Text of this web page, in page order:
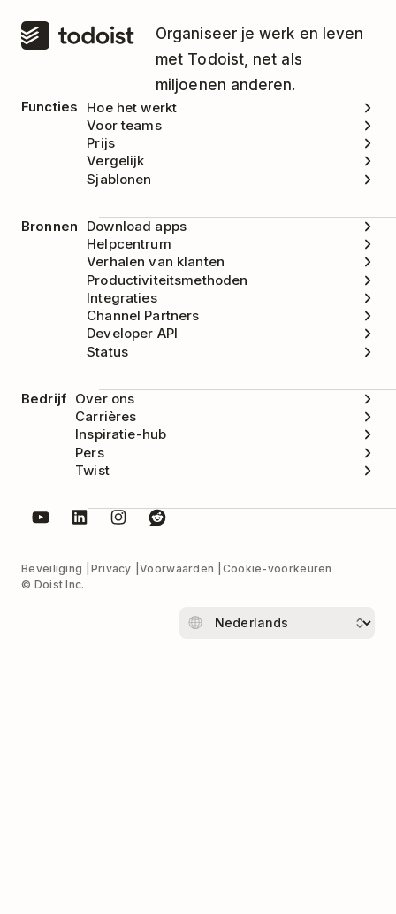
Organiseer je werk en leven
met Todoist, net als
miljoenen anderen.
Functies
Hoe het werkt
Voor teams
Prijs
Vergelijk
Sjablonen
Bronnen
Download apps
Helpcentrum
Verhalen van klanten
Productiviteitsmethoden
Integraties
Channel Partners
Developer API
Status
Bedrijf Over ons
Carrières
Inspiratie-hub
Pers
Twist
Beveiliging Privacy Voorwaarden
Cookie-voorkeuren
© Doist Inc.